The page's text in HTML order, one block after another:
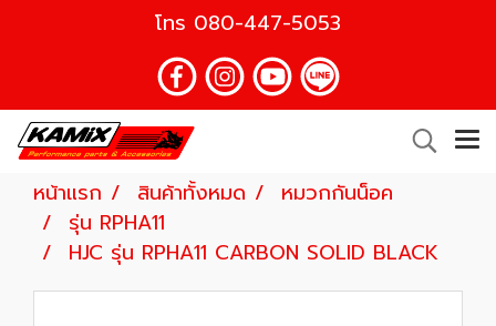
โทร 080-447-5053
หน้าแรก สินค้าทั้งหมด
หมวกกันน็อค
รุ่น RPHA11
HJC รุ่น RPHA11 CARBON SOLID BLACK